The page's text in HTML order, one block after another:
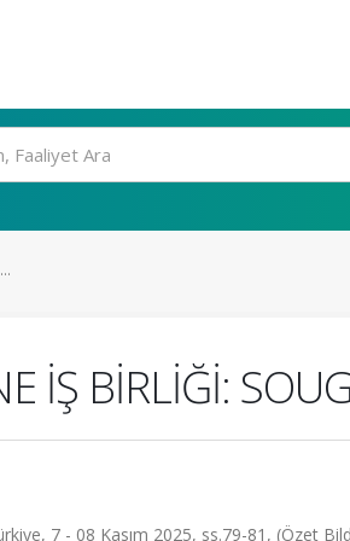
İŞ BİRLİĞİ:
7 - 08 Kasım 2025, ss.79-81, (Özet